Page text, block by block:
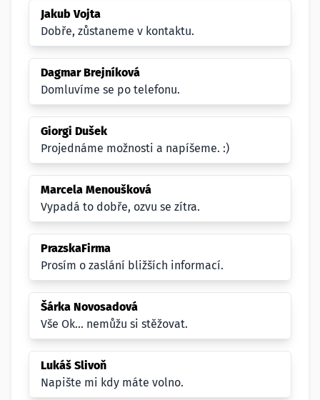
Jakub Vojta
Dobře, zůstaneme v kontaktu.
Dagmar Brejníková
Domluvíme se po telefonu.
Giorgi Dušek
Projednáme možnosti a napíšeme. :)
Marcela Menoušková
Vypadá to dobře, ozvu se zítra.
PrazskaFirma
Prosím o zaslání bližších informací.
Šárka Novosadová
Vše Ok... nemůžu si stěžovat.
Lukáš Slivoň
Napište mi kdy máte volno.